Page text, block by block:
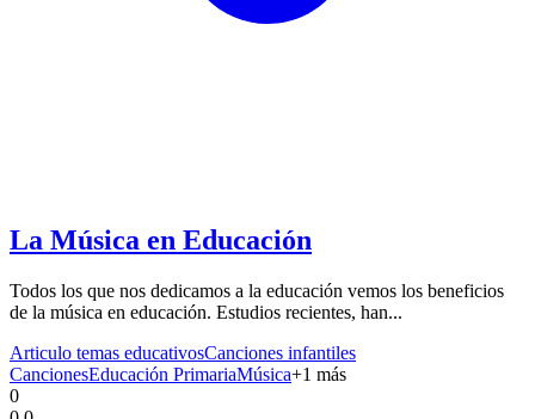
La Música en Educación
Todos los que nos dedicamos a la educación vemos los beneficios
de la música en educación. Estudios recientes, han...
Articulo temas educativosCanciones infantiles
CancionesEducación PrimariaMúsica+1 más
0